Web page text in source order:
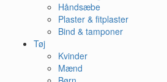
Håndsæbe
Plaster & fitplaster
Bind & tamponer
Tøj
Kvinder
Mænd